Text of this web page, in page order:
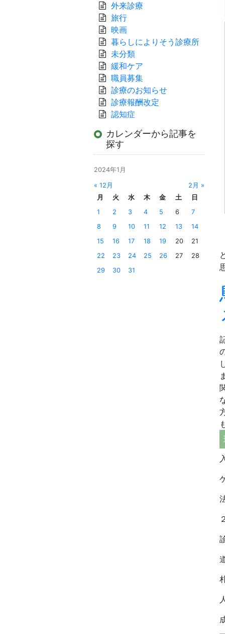
外来診療
旅行
映画
暮らしによりそう診療所
未分類
緩和ケア
職員募集
診療のお知らせ
診療報酬改定
認知症
カレンダーから記事を
探す
2024年1月
« 12月
2月 »
月
火 水 木 金 土
日
1
2 3 4 5 6
7
8
9 10 11 12 13
14
15
16 17 18 19 20
21
22
23 24 25 26 27
28
29
30 31